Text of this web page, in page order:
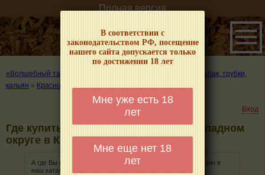
В соответствии с
законодательством РФ, посещение
нашего сайта допускается только
по достижении 18 лет
Мне уже есть 18
лет
Мне еще нет 18
лет
Полная версия
«Волшебный табачок» – о табаке и курении
Где купить табак, трубки,
кальян » Краснодар
Вход
Где купить табак, трубки, кальян в Западном
округе в Краснодаре
А где Вы покупаете табак, трубки, кальян? Добавьте магазин в
наш каталог!